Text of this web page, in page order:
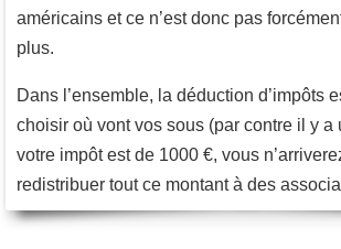
américains et ce n’est donc pas
plus.
Dans l’ensemble, la déduction d’impôts
choisir où vont vos sous (par contre il y a
votre impôt est de 1000 €, vous
redistribuer tout ce montant à des